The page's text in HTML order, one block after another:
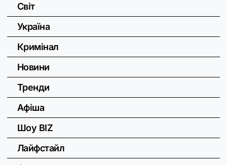
Світ
Україна
Кримінал
Новини
Тренди
Афіша
Шоу BIZ
Лайфстайл